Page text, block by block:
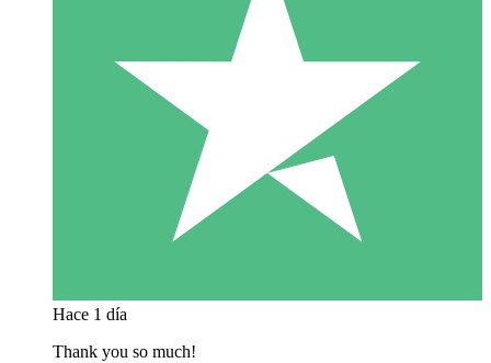
Hace 1 día
Thank you so much!